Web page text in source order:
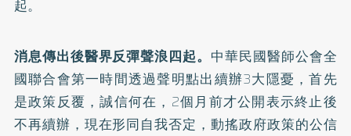
起。
消息傳出後醫界反彈聲浪四起。 中華民國醫師公會全
國聯合會第一時間透過聲明點出續辦3大隱憂，首先
是政策反覆，誠信何在，2個月前才公開表示終止後
不再續辦，現在形同自我否定，動搖政府政策的公信